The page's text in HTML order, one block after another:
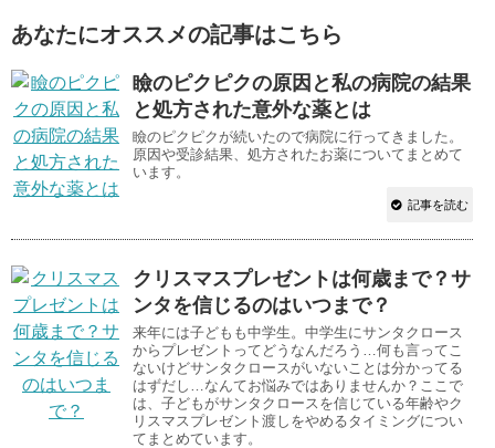
あなたにオススメの記事はこちら
瞼のピクピクの原因と私の病院の結果
と処方された意外な薬とは
瞼のピクピクが続いたので病院に行ってきました。
原因や受診結果、処方されたお薬についてまとめて
います。
記事を読む
クリスマスプレゼントは何歳まで？サ
ンタを信じるのはいつまで？
来年には子どもも中学生。中学生にサンタクロース
からプレゼントってどうなんだろう…何も言ってこ
ないけどサンタクロースがいないことは分かってる
はずだし…なんてお悩みではありませんか？ここで
は、子どもがサンタクロースを信じている年齢やク
リスマスプレゼント渡しをやめるタイミングについ
てまとめています。